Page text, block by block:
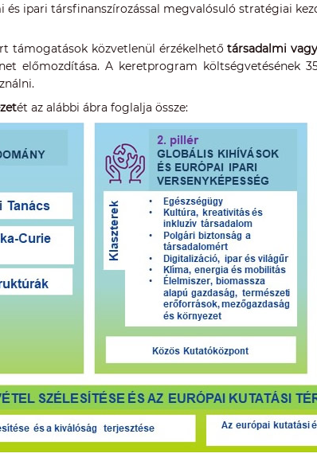
és ipari társfinanszírozással megvalósuló stratégiai
támogatások közvetlenül érzékelhetőtársadalmi
előmozdítása. A keretprogram költségvetésének
ét az alábbi ábra foglalja össze: